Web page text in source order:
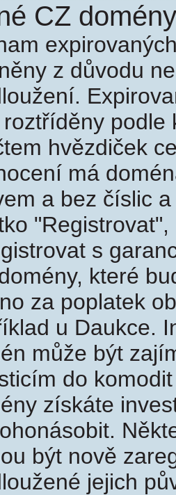
CZ
z důvodu
roztříděny podle
hvězdiček
má
a bez číslic
s
které
za poplatek
u Daukce.
může být
do
získáte
být nově
jejich